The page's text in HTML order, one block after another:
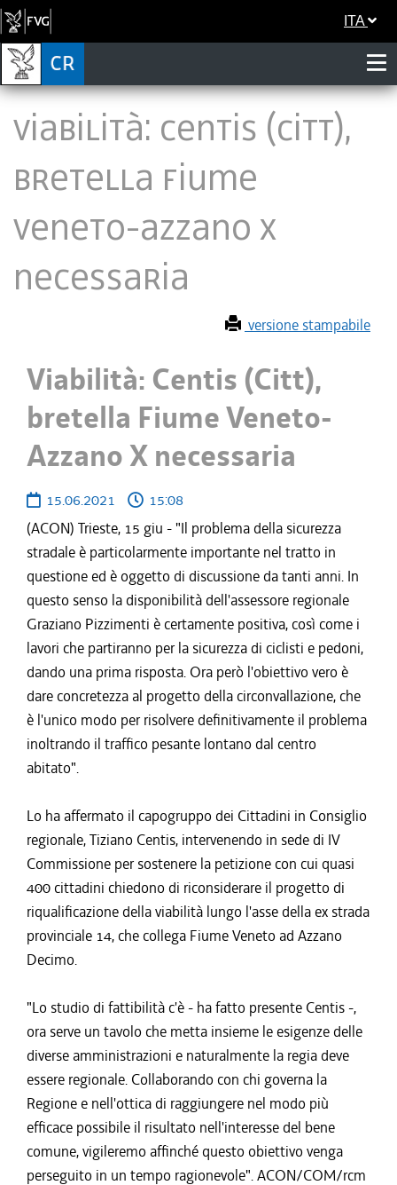
ITA
Viabilità: Centis (Citt),
bretella Fiume
Veneto-Azzano X
necessaria
versione stampabile
Viabilità: Centis (Citt),
bretella Fiume Veneto-
Azzano X necessaria
15.06.2021
15:08
(ACON) Trieste, 15 giu - "Il problema della sicurezza
stradale è particolarmente importante nel tratto in
questione ed è oggetto di discussione da tanti anni. In
questo senso la disponibilità dell'assessore regionale
Graziano Pizzimenti è certamente positiva, così come i
lavori che partiranno per la sicurezza di ciclisti e pedoni,
dando una prima risposta. Ora però l'obiettivo vero è
dare concretezza al progetto della circonvallazione, che
è l'unico modo per risolvere definitivamente il problema
inoltrando il traffico pesante lontano dal centro
abitato".
Lo ha affermato il capogruppo dei Cittadini in Consiglio
regionale, Tiziano Centis, intervenendo in sede di IV
Commissione per sostenere la petizione con cui quasi
400 cittadini chiedono di riconsiderare il progetto di
riqualificazione della viabilità lungo l'asse della ex strada
provinciale 14, che collega Fiume Veneto ad Azzano
Decimo.
"Lo studio di fattibilità c'è - ha fatto presente Centis -,
ora serve un tavolo che metta insieme le esigenze delle
diverse amministrazioni e naturalmente la regia deve
essere regionale. Collaborando con chi governa la
Regione e nell'ottica di raggiungere nel modo più
efficace possibile il risultato nell'interesse del bene
comune, vigileremo affinché questo obiettivo venga
perseguito in un tempo ragionevole". ACON/COM/rcm